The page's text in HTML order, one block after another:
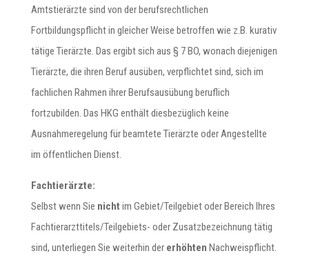
Amtstierärzte sind von der berufsrechtlichen
Fortbildungspflicht in gleicher Weise betroffen wie z.B. kurativ
tätige Tierärzte. Das ergibt sich aus § 7 BO, wonach diejenigen
Tierärzte, die ihren Beruf ausüben, verpflichtet sind, sich im
fachlichen Rahmen ihrer Berufsausübung beruflich
fortzubilden. Das HKG enthält diesbezüglich keine
Ausnahmeregelung für beamtete Tierärzte oder Angestellte
im öffentlichen Dienst.
Fachtierärzte:
Selbst wenn Sie nicht im Gebiet/Teilgebiet oder Bereich Ihres
Fachtierarzttitels/Teilgebiets- oder Zusatzbezeichnung tätig
sind, unterliegen Sie weiterhin der erhöhten Nachweispflicht.